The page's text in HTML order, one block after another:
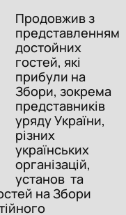
Продовжив з
представленням
достойних
гостей, які
прибули на
Збори, зокрема
представників
уряду України,
різних
українських
організацій,
установ та
на Збори